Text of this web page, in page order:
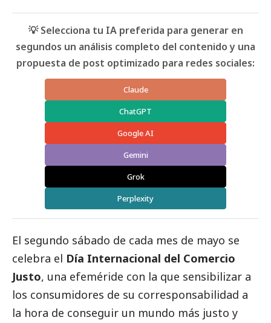
💡 Selecciona tu IA preferida para generar en
segundos un análisis completo del contenido y una
propuesta de post optimizado para redes sociales:
Claude
ChatGPT
Google AI
Gemini
Grok
Perplexity
El segundo sábado de cada mes de mayo se
celebra el Día Internacional del Comercio
Justo, una efeméride con la que sensibilizar a
los consumidores de su corresponsabilidad a
la hora de conseguir un mundo más justo y